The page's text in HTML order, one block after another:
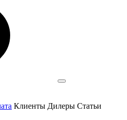
Клиенты Дилеры Статьи